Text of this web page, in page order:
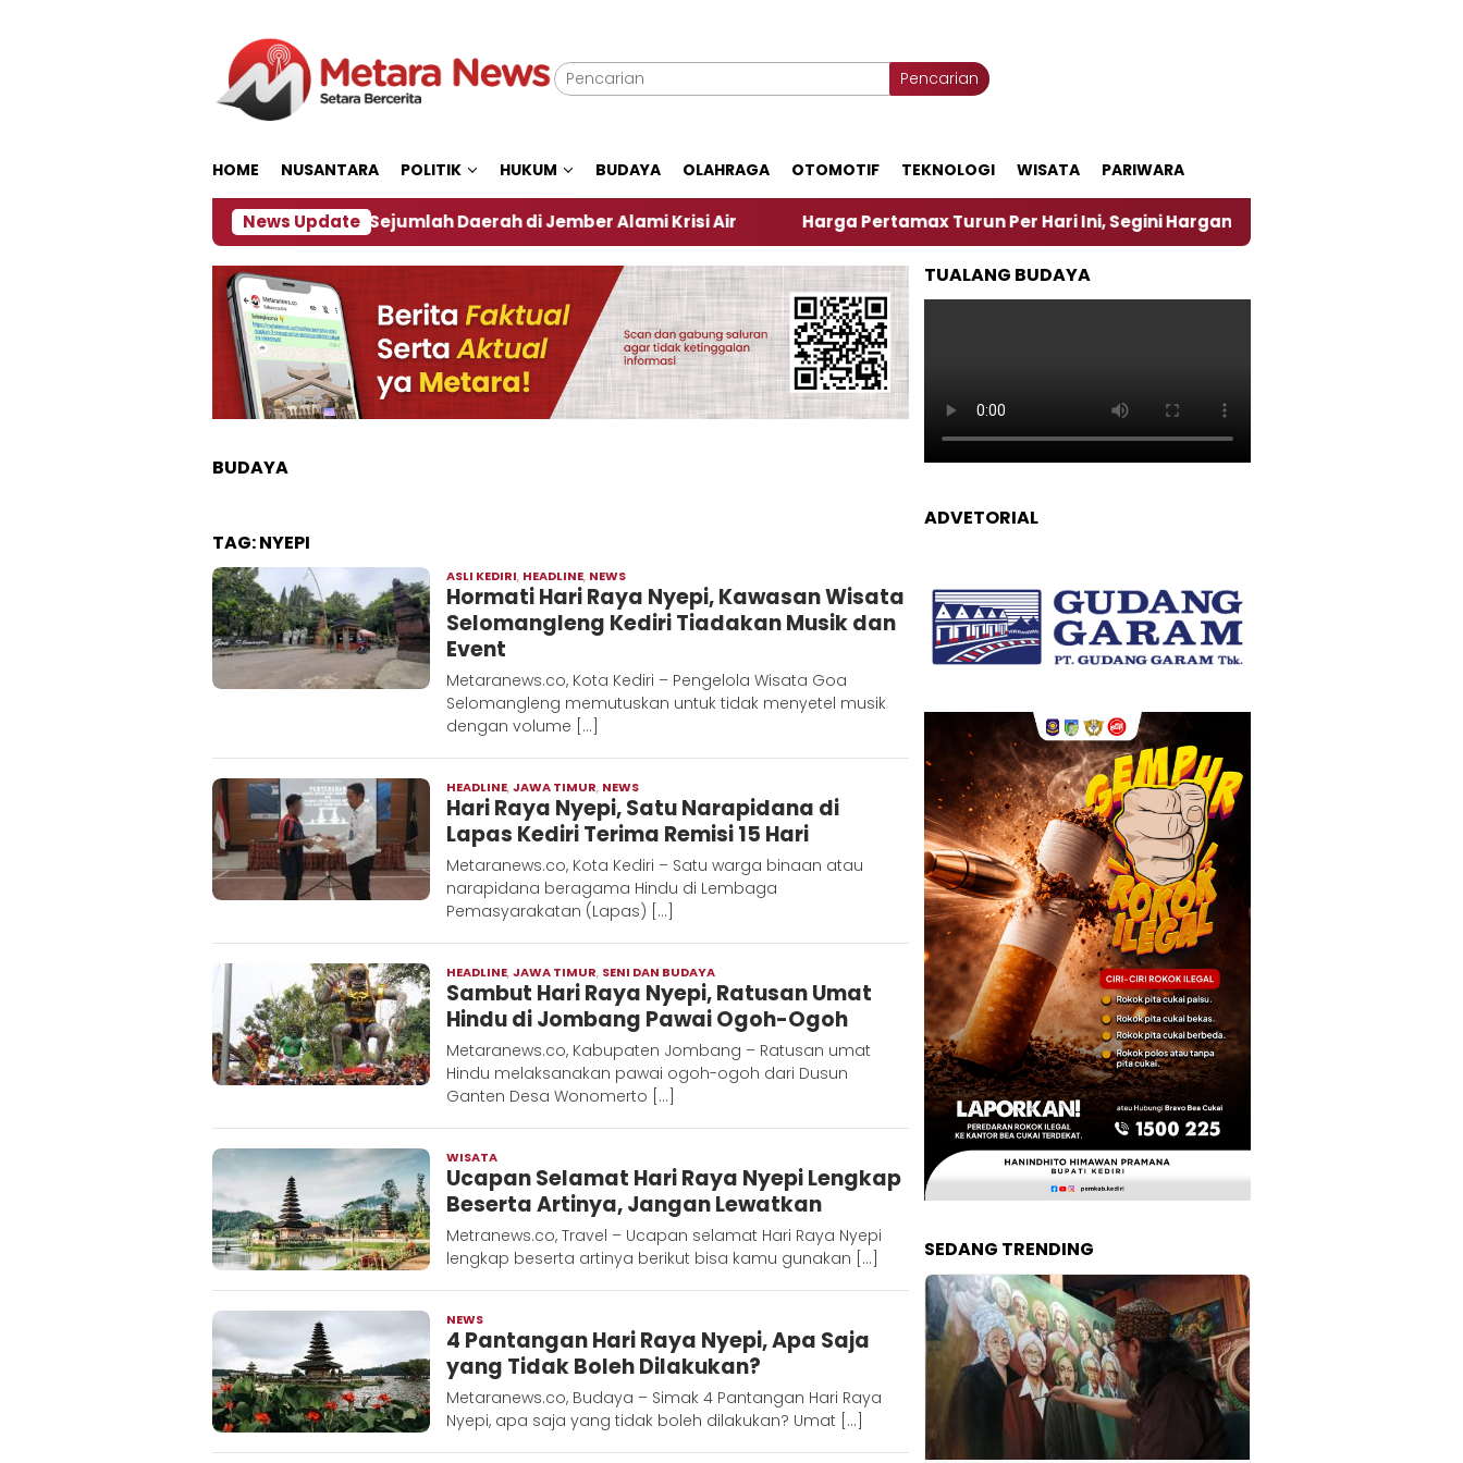
Pencarian
HOME NUSANTARA POLITIK HUKUM BUDAYA OLAHRAGA OTOMOTIF TEKNOLOGI WISATA PARIWARA
News Update
Dampak El Nino, Sejumlah Daerah di Jember Alami Krisi Air Harga Pertamax Turun Per Hari Ini, Segini Harganya ‎Nasirun Maestro Lukis
BUDAYA
TAG:NYEPI
ASLI KEDIRI, HEADLINE, NEWS
Hadi
Hormati Hari Raya Nyepi, Kawasan Wisata
Selomangleng Kediri Tiadakan Musik dan
Event
Metaranews.co, Kota Kediri – Pengelola Wisata Goa
Selomangleng memutuskan untuk tidak menyetel musik
dengan volume […]
HEADLINE,JAWA TIMUR, NEWS
Hadi
Hari Raya Nyepi, Satu Narapidana di
Lapas Kediri Terima Remisi 15 Hari
Metaranews.co, Kota Kediri – Satu warga binaan atau
narapidana beragama Hindu di Lembaga
Pemasyarakatan (Lapas) […]
HEADLINE,JAWA TIMUR, SENI DAN BUDAYA
Hadi
Sambut Hari Raya Nyepi, Ratusan Umat
Hindu di Jombang Pawai Ogoh-Ogoh
Metaranews.co, Kabupaten Jombang – Ratusan umat
Hindu melaksanakan pawai ogoh-ogoh dari Dusun
Ganten Desa Wonomerto […]
WISATA
Metara
Ucapan Selamat Hari Raya Nyepi Lengkap
Beserta Artinya, Jangan Lewatkan
Metranews.co, Travel – Ucapan selamat Hari Raya Nyepi
lengkap beserta artinya berikut bisa kamu gunakan […]
NEWS
Metara
4 Pantangan Hari Raya Nyepi, Apa Saja
yang Tidak Boleh Dilakukan?
Metaranews.co, Budaya – Simak 4 Pantangan Hari Raya
Nyepi, apa saja yang tidak boleh dilakukan? Umat […]
TUALANG BUDAYA
ADVETORIAL
SEDANG TRENDING